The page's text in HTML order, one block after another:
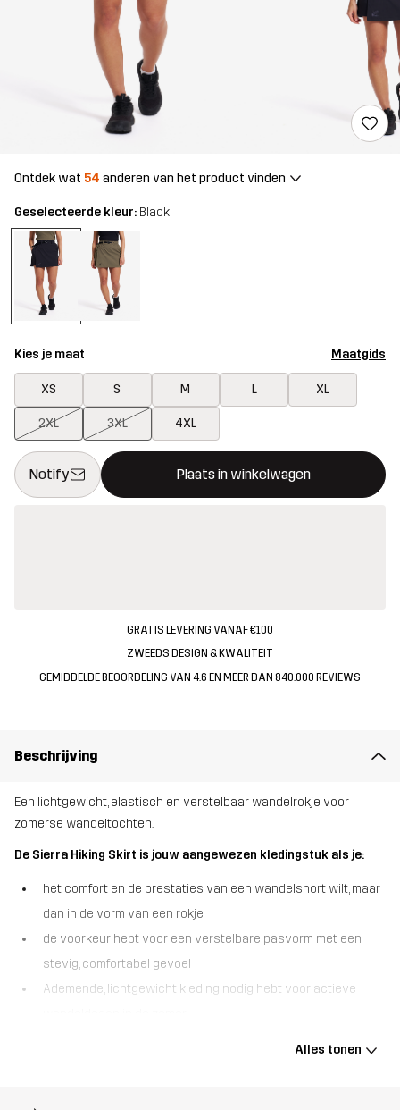
Ontdek wat 54 anderen van het product vinden
Geselecteerde kleur: Black
Kies je maat Maatgids
XS S M L XL
2XL 3XL 4XL
Notify Plaats in winkelwagen
Deze knop opent een modal met de bevestiging van een
{{size}} niet beschikbaar
GRATIS LEVERING VANAF €100
ZWEEDS DESIGN & KWALITEIT
GEMIDDELDE BEOORDELING VAN 4.6 EN MEER DAN 840.000 REVIEWS
Beschrijving
Een lichtgewicht, elastisch en verstelbaar wandelrokje voor
zomerse wandeltochten.
De Sierra Hiking Skirt is jouw aangewezen kledingstuk als je:
het comfort en de prestaties van een wandelshort wilt, maar
dan in de vorm van een rokje
de voorkeur hebt voor een verstelbare pasvorm met een
stevig, comfortabel gevoel
Ademende, lichtgewicht kleding nodig hebt voor actieve
De Sierra Hiking Skirt is gemaakt van een zachte, technische
Alles tonen